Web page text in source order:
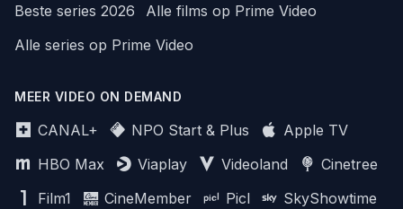
Beste series 2026
Alle films op Prime Video
Alle series op Prime Video
MEER VIDEO ON DEMAND
CANAL+ NPO Start & Plus
Apple TV
HBO Max
Viaplay Videoland
Cinetree
Film1
CineMember Picl
SkyShowtime